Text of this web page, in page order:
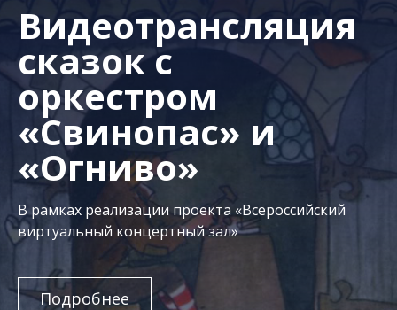
Видеотрансляция
сказок с
оркестром
«Свинопас» и
«Огниво»
В рамках реализации проекта «Всероссийский
виртуальный концертный зал»
Подробнее